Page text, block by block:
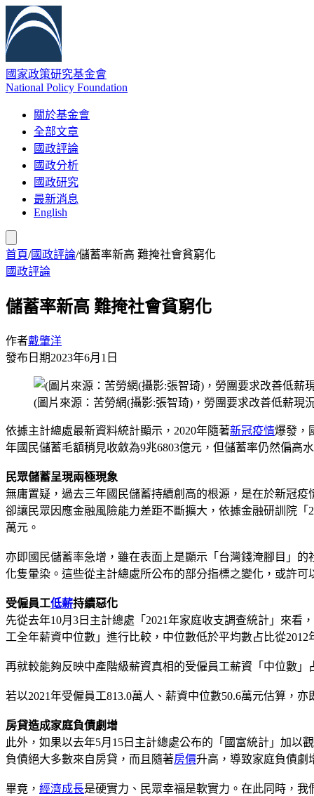
國家政策研究基金會
National Policy Foundation
關於基金會
全部文章
國政評論
國政分析
國政研究
最新消息
English
首頁/國政評論/儲蓄率新高 難掩社會貧窮化
國政評論
儲蓄率新高 難掩社會貧窮化
作者戴肇洋
發布日期2023年6月1日
(圖片來源：苦勞網(攝影:張智琦)，勞團要求改善低薪現
依據主計總處最新資料統計顯示，2020年隨著新冠疫情爆發，
年國民儲蓄毛額稍見收斂為9兆6803億元，但儲蓄率仍然偏高
民眾儲蓄呈現兩極現象
無庸置疑，過去三年國民儲蓄持續創高的根源，是在於新冠
卻讓民眾因應金融風險能力差距不斷擴大，依據金融研訓院「
萬元。
亦即國民儲蓄率急增，雖在表面上是顯示「台灣錢淹腳目」
化隻暈染。這些從主計總處所公布的部分指標之變化，或許可
受僱員工低薪持續惡化
先從去年10月3日主計總處「2021年家庭收支調查統計」來看
工全年薪資中位數」進行比較，中位數低於平均數占比從
再就較能夠反映中產階級薪資真相的受僱員工薪資「中位數」
若以2021年受僱員工813.0萬人、薪資中位數50.6萬元估算，
房貸造成家庭負債劇增
此外，如果以去年5月15日主計總處公布的「國富統計」加以
負債絕大多數來自房貸，而且隨著房價升高，導致家庭負債劇
畢竟， 經濟成長是硬實力、民眾幸福是軟實力。在此同時，